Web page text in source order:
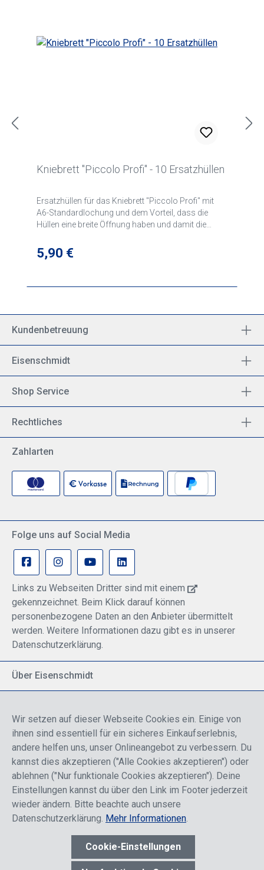
Kniebrett "Piccolo Profi" - 10 Ersatzhüllen
Ersatzhüllen für das Kniebrett "Piccolo Profi" mit
A6-Standardlochung und dem Vorteil, dass die
Hüllen eine breite Öffnung haben und damit die
bei herkömmlichen Plastikhüllen.
Regulärer Preis:
5,90 €
Kundenbetreuung
Eisenschmidt
Shop Service
Rechtliches
Zahlarten
Folge uns auf Social Media
Links zu Webseiten Dritter sind mit einem
gekennzeichnet. Beim Klick darauf können
personenbezogene Daten an den Anbieter übermittelt
werden. Weitere Informationen dazu gibt es in unserer
Datenschutzerklärung.
Über Eisenschmidt
Breite Palette von Luftfahrtprodukten
Fokus auf Pilotenausbildung
Sicher einkaufen
* Alle Preise sind einschließlich der Rabatte, die je nach Login,
entweder für Endkunden oder Händler gelten und inklusive
Wir setzen auf dieser Webseite Cookies ein. Einige von
ihnen sind essentiell für ein sicheres Einkaufserlebnis,
andere helfen uns, unser Onlineangebot zu verbessern. Du
kannst dies akzeptieren ("Alle Cookies akzeptieren") oder
ablehnen ("Nur funktionale Cookies akzeptieren"). Deine
Einstellungen kannst du über den Link im Footer jederzeit
wieder ändern. Bitte beachte auch unsere
Datenschutzerklärung. Mehr Informationen.
Cookie-Einstellungen